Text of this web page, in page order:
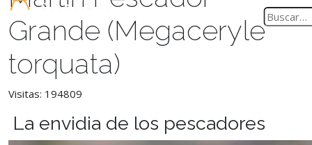
Grande (Megaceryle
torquata)
Visitas: 194809
La envidia de los pescadores